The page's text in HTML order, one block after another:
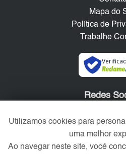
Mapa do
Política de
Trabalhe
Redes
Utilizamos cookies para
uma melhor
Ao navegar neste site, você